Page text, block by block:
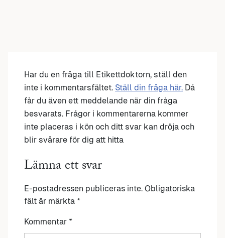
Har du en fråga till Etikettdoktorn, ställ den
inte i kommentarsfältet. Ställ din fråga här. Då
får du även ett meddelande när din fråga
besvarats. Frågor i kommentarerna kommer
inte placeras i kön och ditt svar kan dröja och
blir svårare för dig att hitta
Lämna ett svar
E-postadressen publiceras inte. Obligatoriska
fält är märkta *
Kommentar *